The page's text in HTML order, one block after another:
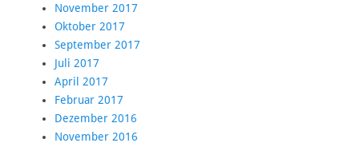
November 2017
Oktober 2017
September 2017
Juli 2017
April 2017
Februar 2017
Dezember 2016
November 2016